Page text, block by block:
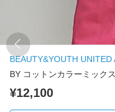
BEAUTY&YOUTH UNITED
BY コットンカラーミック
¥12,100